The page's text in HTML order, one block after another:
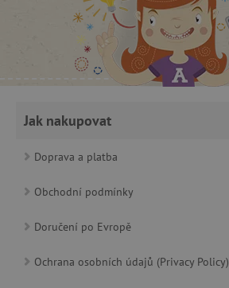
Jak nakupovat
Doprava a platba
Obchodní podmínky
Doručení po Evropě
Ochrana osobních údajů (Privacy Policy)
_lb_ccc